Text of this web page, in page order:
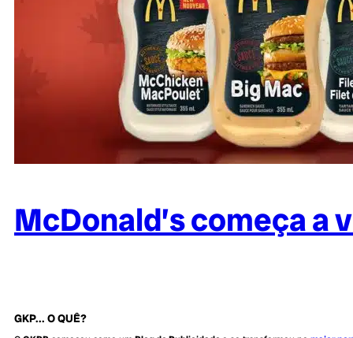
McDonald’s começa a
GKP... O QUÊ?